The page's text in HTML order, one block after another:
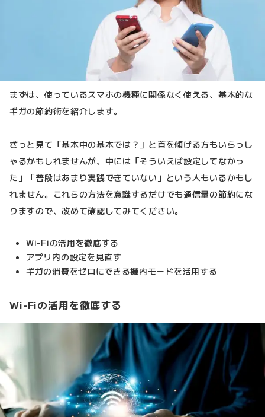
まずは、使っているスマホの機種に関係なく使える、基本的な
ギガの節約術を紹介します。
ざっと見て「基本中の基本では？」と首を傾げる方もいらっし
ゃるかもしれませんが、中には「そういえば設定してなかっ
た」「普段はあまり実践できていない」という人もいるかもし
れません。これらの方法を意識するだけでも通信量の節約にな
りますので、改めて確認してみてください。
Wi-Fiの活用を徹底する
アプリ内の設定を見直す
ギガの消費をゼロにできる機内モードを活用する
Wi-Fiの活用を徹底する